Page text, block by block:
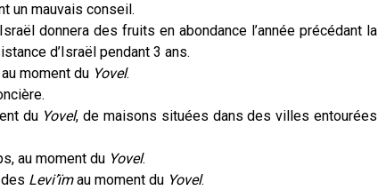
un mauvais conseil.
donnera des fruits en abondance l’année précédant la
d’Israël pendant 3 ans.
moment du Yovel.
du Yovel, de maisons situées dans des villes entourées
au moment du Yovel.
Levi’ïmau moment du Yovel.